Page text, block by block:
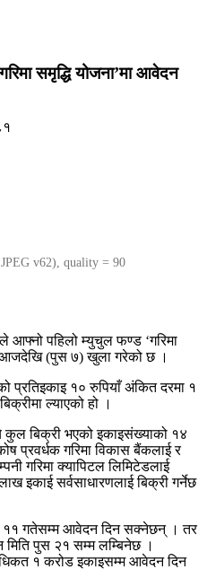
समृद्धि योजना’मा आवेदन
v62), quality = 90
आफ्नो पहिलो म्युचुल फण्ड ‘गरिमा
आजदेखि (पुस ७) खुला गरेको छ ।
प्रतिइकाइ १० रुपियाँ अंकित दरमा १
ल्याएको हो ।
कुल बिक्री भएको इकाइसंख्याको १४
प्रवर्धक गरिमा विकास बैंकलाई र
गरिमा क्यापिटल लिमिटेडलाई
इकाई सर्वसाधारणलाई बिक्री गर्नेछ
११ गतेसम्म आवेदन दिन सक्नेछन् । तर
पुस २१ सम्म लम्बिनेछ ।
१ करोड इकाइसम्म आवेदन दिन